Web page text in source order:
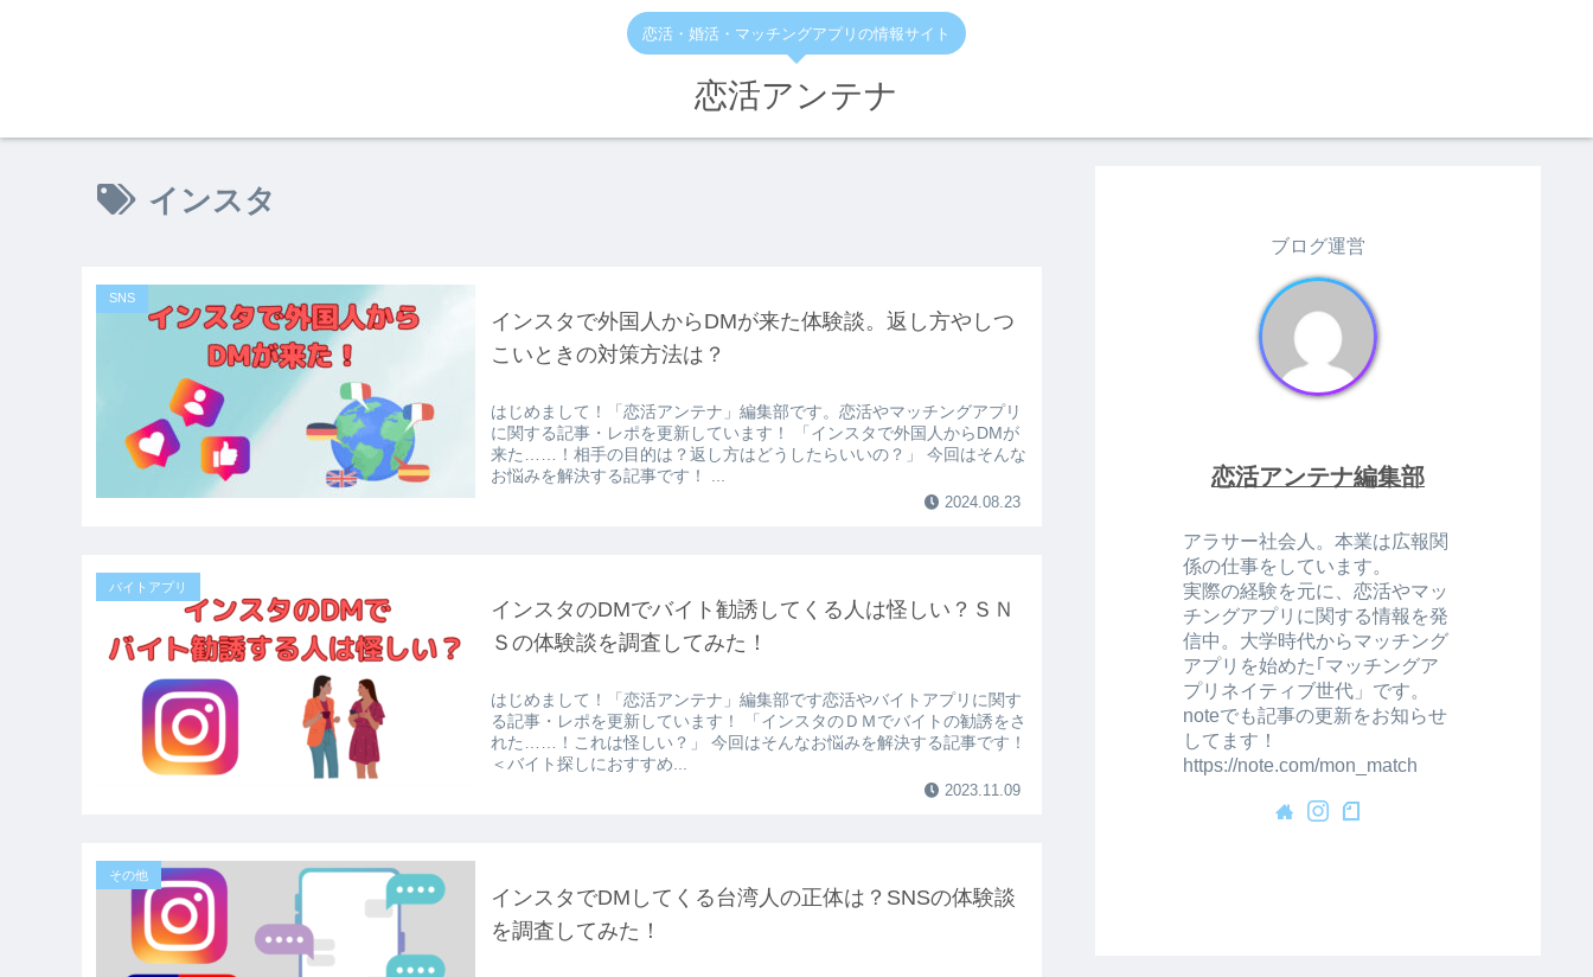
恋活・婚活・マッチングアプリの情報サイト
恋活アンテナ
インスタ
SNS
インスタで外国人からDMが来た体験談。返し方やしつ
こいときの対策方法は？
はじめまして！「恋活アンテナ」編集部です。恋活やマッチングアプリ
に関する記事・レポを更新しています！ 「インスタで外国人からDMが
来た……！相手の目的は？返し方はどうしたらいいの？」 今回はそんな
お悩みを解決する記事です！ ...
2024.08.23
バイトアプリ
インスタのDMでバイト勧誘してくる人は怪しい？ＳＮ
Ｓの体験談を調査してみた！
はじめまして！「恋活アンテナ」編集部です恋活やバイトアプリに関す
る記事・レポを更新しています！ 「インスタのＤＭでバイトの勧誘をさ
れた……！これは怪しい？」 今回はそんなお悩みを解決する記事です！
＜バイト探しにおすすめ...
2023.11.09
その他
インスタでDMしてくる台湾人の正体は？SNSの体験談
を調査してみた！
ブログ運営
恋活アンテナ編集部
アラサー社会人。本業は広報関
係の仕事をしています。
実際の経験を元に、恋活やマッ
チングアプリに関する情報を発
信中。大学時代からマッチング
アプリを始めた｢マッチングア
プリネイティブ世代」です。
noteでも記事の更新をお知らせ
してます！
https://note.com/mon_match